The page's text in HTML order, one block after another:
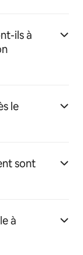
ils à
le
sont
à